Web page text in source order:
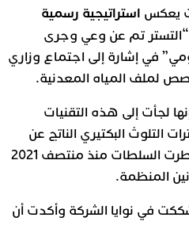
يعكس استراتيجية رسمية
“التستر تم عن وعي وجرى
في إشارة إلى اجتماع وزاري
لجأت إلى هذه التقنيات
التلوث البكتيري الناتج عن
عمليات الحفر مؤكدة أنها أخطرت السلطات منذ منتصف 2021
المنظمة.
شككت في نوايا الشركة وأكدت أن